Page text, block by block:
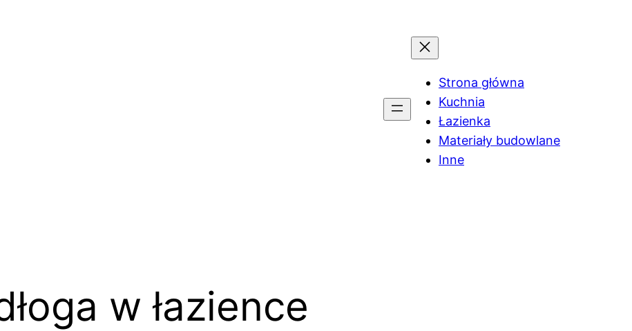
Strona główna
Kuchnia
Łazienka
Materiały budowlane
Inne
w łazience